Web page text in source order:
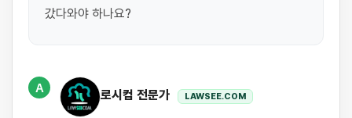
갔다와야 하나요?
A
로시컴 전문가 LAWSEE.COM